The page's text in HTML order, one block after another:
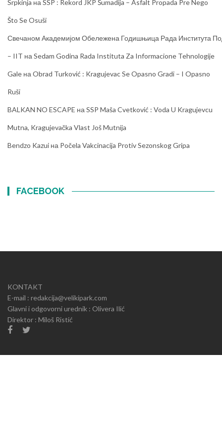
Srpkinja на SSP : Rekord JKP Šumadija – Asfalt Propada Pre Nego
Što Se Osuši
Свечаном Академијом Обележена Годишњица Рада Института
– IIT на Sedam Godina Rada Instituta Za Informacione Tehnologije
Gale на Obrad Turković : Kragujevac Se Opasno Gradi – I Opasno
Ruši
BALKAN NO ESCAPE на SSP Maša Cvetković : Voda U Kragujevcu
Mutna, Kragujevačka Vlast Još Mutnija
Bendzo Kazui на Počela Vakcinacija Protiv Sezonskog Gripa
FACEBOOK
KONTAKT
E-mail : redakcija@velikipark.com
Glavni i odgovorni urednik : Olivera Ilić
Direktor : Miloš Ristić